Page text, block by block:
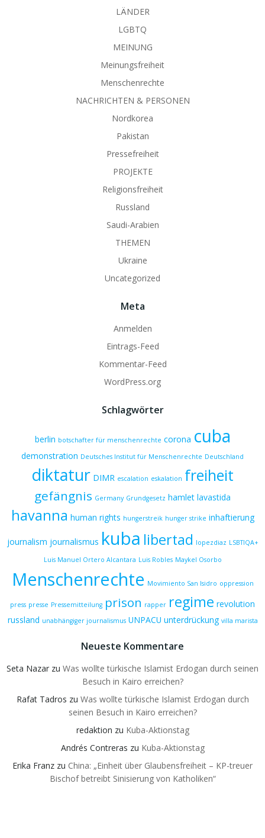
LÄNDER
LGBTQ
MEINUNG
Meinungsfreiheit
Menschenrechte
NACHRICHTEN & PERSONEN
Nordkorea
Pakistan
Pressefreiheit
PROJEKTE
Religionsfreiheit
Russland
Saudi-Arabien
THEMEN
Ukraine
Uncategorized
Meta
Anmelden
Eintrags-Feed
Kommentar-Feed
WordPress.org
Schlagwörter
berlin botschafter für menschenrechte corona cuba
demonstration Deutsches Institut für Menschenrechte Deutschland
diktatur DIMR escalation eskalation freiheit
gefängnis Germany Grundgesetz hamlet lavastida
havanna human rights hungerstreik hunger strike inhaftierung
journalism journalismus kuba libertad lopezdiaz LSBTIQA+
Luis Manuel Ortero Alcantara Luis Robles Maykel Osorbo
Menschenrechte Movimiento San Isidro oppression
press presse Pressemitteilung prison rapper regime revolution
russland unabhängiger journalismus UNPACU unterdrückung villa marista
Neueste Kommentare
Seta Nazar zu Was wollte türkische Islamist Erdogan durch seinen
Besuch in Kairo erreichen?
Rafat Tadros zu Was wollte türkische Islamist Erdogan durch
seinen Besuch in Kairo erreichen?
redaktion zu Kuba-Aktionstag
Andrés Contreras zu Kuba-Aktionstag
Erika Franz zu China: „Einheit über Glaubensfreiheit – KP-treuer
Bischof betreibt Sinisierung von Katholiken“